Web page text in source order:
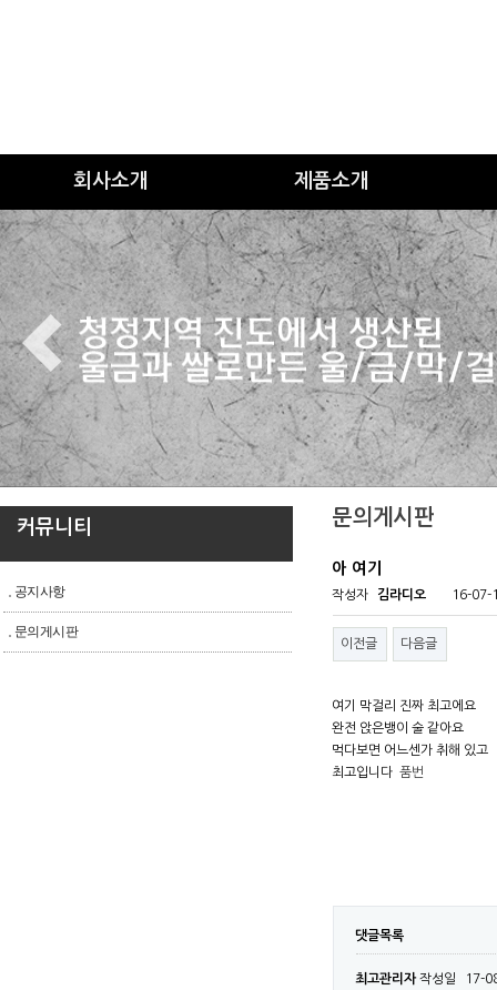
회사소개 제품소개
커뮤니티
공지사항
문의게시판
문의게시판
아 여기
작성자 김라디오 16-07-
이전글 다음글
여기 막걸리 진짜 최고에요
완전 앉은뱅이 술 같아요
먹다보면 어느센가 취해 있고
최고입니다품번
댓글목록
최고관리자작성일
17-